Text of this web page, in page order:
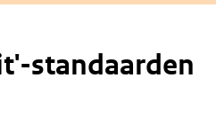
standaarden